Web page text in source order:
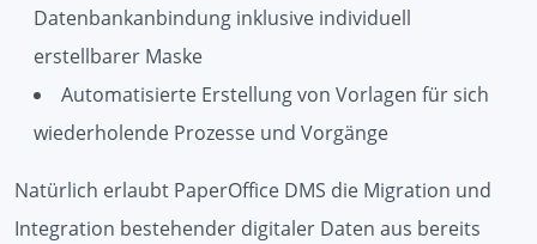
Datenbankanbindung inklusive individuell
erstellbarer Maske
Automatisierte Erstellung von Vorlagen für sich
wiederholende Prozesse und Vorgänge
Natürlich erlaubt PaperOffice DMS die Migration und
Integration bestehender digitaler Daten aus bereits